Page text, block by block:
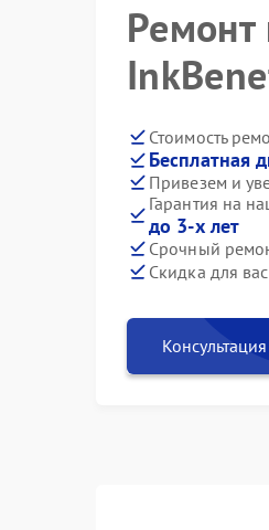
Стоимость
Бесплатная
Привезем и
Гарантия на
до 3-х лет
Срочный
Скидка для